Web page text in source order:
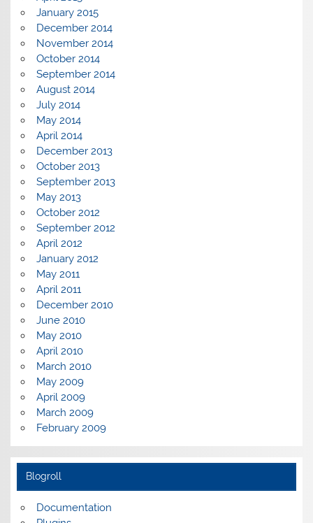
January 2015
December 2014
November 2014
October 2014
September 2014
August 2014
July 2014
May 2014
April 2014
December 2013
October 2013
September 2013
May 2013
October 2012
September 2012
April 2012
January 2012
May 2011
April 2011
December 2010
June 2010
May 2010
April 2010
March 2010
May 2009
April 2009
March 2009
February 2009
Blogroll
Documentation